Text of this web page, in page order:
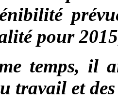
pour
temps, il
travail et